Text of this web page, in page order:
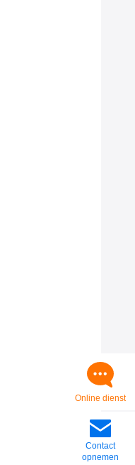
Online dienst
Contact
opnemen